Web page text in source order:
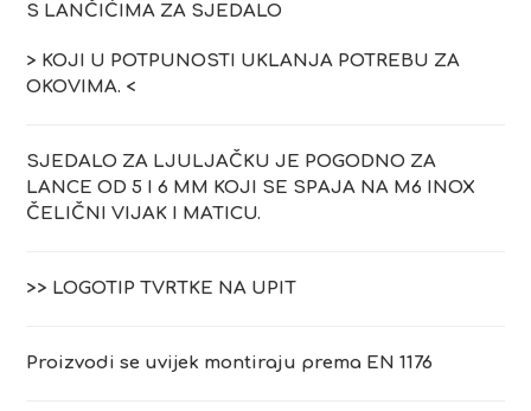
S LANČIĆIMA ZA SJEDALO
> KOJI U POTPUNOSTI UKLANJA POTREBU ZA
OKOVIMA. <
SJEDALO ZA LJULJAČKU JE POGODNO ZA
LANCE OD 5 I 6 MM KOJI SE SPAJA NA M6 INOX
ČELIČNI VIJAK I MATICU.
>> LOGOTIP TVRTKE NA UPIT
Proizvodi se uvijek montiraju prema EN 1176